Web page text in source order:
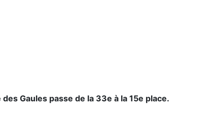
des Gaules passe de la 33e à la 15e place.